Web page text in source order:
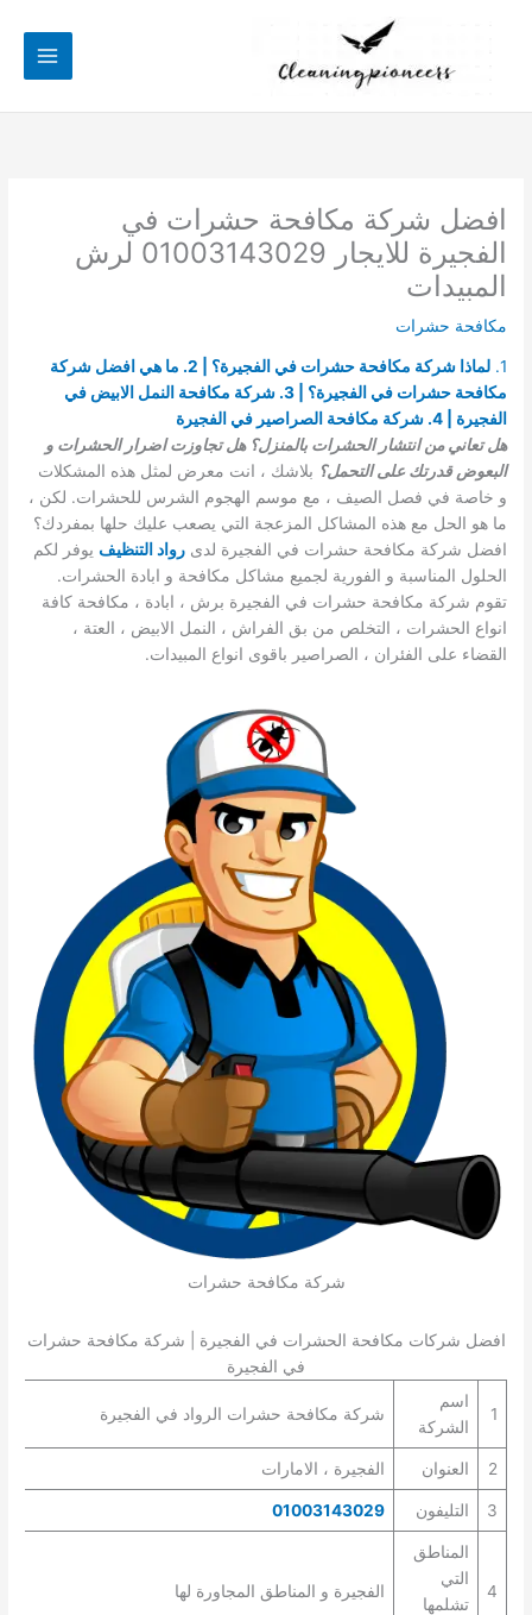
افضل شركة مكافحة حشرات في
الفجيرة للايجار 01003143029 لرش
المبيدات
مكافحة حشرات
1.
لماذا شركة مكافحة حشرات في الفجيرة؟ | 2. ما هي افضل شركة
مكافحة حشرات في الفجيرة؟ | 3. شركة مكافحة النمل الابيض في
الفجيرة | 4. شركة مكافحة الصراصير في الفجيرة
هل تعاني من انتشار الحشرات بالمنزل؟ هل تجاوزت اضرار الحشرات و
البعوض قدرتك على التحمل؟ بلاشك ، انت معرض لمثل هذه المشكلات
و خاصة في فصل الصيف ، مع موسم الهجوم الشرس للحشرات. لكن ،
ما هو الحل مع هذه المشاكل المزعجة التي يصعب عليك حلها بمفردك؟
افضل شركة مكافحة حشرات في الفجيرة لدىرواد التنظيف يوفر لكم
الحلول المناسبة و الفورية لجميع مشاكل مكافحة و ابادة الحشرات.
تقوم شركة مكافحة حشرات في الفجيرة برش ، ابادة ، مكافحة كافة
انواع الحشرات ، التخلص من بق الفراش ، النمل الابيض ، العتة ،
القضاء على الفئران ، الصراصير باقوى انواع المبيدات.
شركة مكافحة حشرات
افضل شركات مكافحة الحشرات في الفجيرة | شركة مكافحة حشرات
في الفجيرة
1
اسم
الشركة
شركة مكافحة حشرات الرواد في الفجيرة
2 العنوان الفجيرة ، الامارات
3 التليفون 01003143029
4
المناطق
التي
تشلمها
الفجيرة و المناطق المجاورة لها